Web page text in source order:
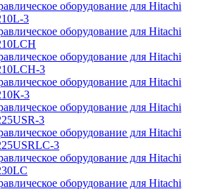
оборудование для Hitachi
3
оборудование для Hitachi
оборудование для Hitachi
3
оборудование для Hitachi
3
оборудование для Hitachi
3
оборудование для Hitachi
3
оборудование для Hitachi
оборудование для Hitachi